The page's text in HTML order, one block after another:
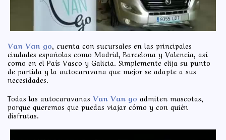
Van Van go , cuenta con sucursales en las principales
ciudades españolas como Madrid, Barcelona y Valencia, así
como en el País Vasco y Galicia. Simplemente elija su punto
de partida y la autocaravana que mejor se adapte a sus
necesidades.
Todas las autocaravanas Van Van go admiten mascotas,
porque queremos que puedas viajar cómo y con quién
disfrutas.